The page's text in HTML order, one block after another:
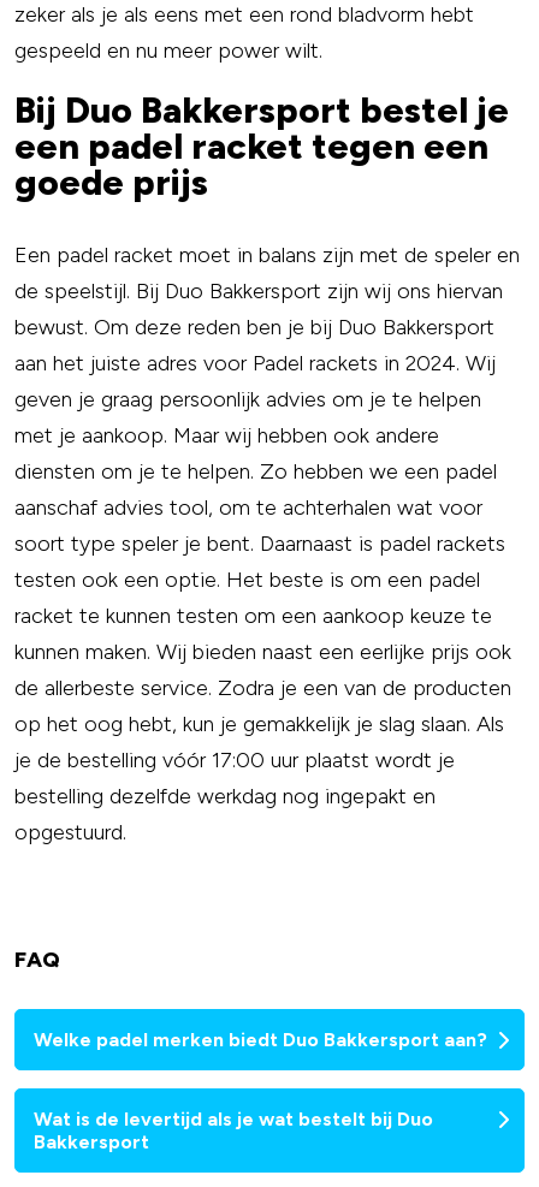
zeker als je als eens met een rond bladvorm hebt
gespeeld en nu meer power wilt.
Bij Duo Bakkersport bestel je
een padel racket tegen een
goede prijs
Een padel racket moet in balans zijn met de speler en
de speelstijl. Bij Duo Bakkersport zijn wij ons hiervan
bewust. Om deze reden ben je bij Duo Bakkersport
aan het juiste adres voor Padel rackets in 2024. Wij
geven je graag persoonlijk advies om je te helpen
met je aankoop. Maar wij hebben ook andere
diensten om je te helpen. Zo hebben we een padel
aanschaf advies tool, om te achterhalen wat voor
soort type speler je bent. Daarnaast is padel rackets
testen ook een optie. Het beste is om een padel
racket te kunnen testen om een aankoop keuze te
kunnen maken. Wij bieden naast een eerlijke prijs ook
de allerbeste service. Zodra je een van de producten
op het oog hebt, kun je gemakkelijk je slag slaan. Als
je de bestelling vóór 17:00 uur plaatst wordt je
bestelling dezelfde werkdag nog ingepakt en
opgestuurd.
FAQ
Welke padel merken biedt Duo Bakkersport aan?
Wat is de levertijd als je wat bestelt bij Duo
Bakkersport